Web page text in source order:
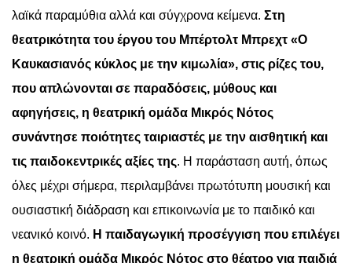
λαϊκά παραμύθια αλλά και σύγχρονα κείμενα. Στη
θεατρικότητα του έργου του Μπέρτολτ Μπρεχτ «Ο
Καυκασιανός κύκλος με την κιμωλία», στις ρίζες του,
που απλώνονται σε παραδόσεις, μύθους και
αφηγήσεις, η θεατρική ομάδα Μικρός Νότος
συνάντησε ποιότητες ταιριαστές με την αισθητική και
τις παιδοκεντρικές αξίες της. Η παράσταση αυτή, όπως
όλες μέχρι σήμερα, περιλαμβάνει πρωτότυπη μουσική και
ουσιαστική διάδραση και επικοινωνία με το παιδικό και
νεανικό κοινό. Η παιδαγωγική προσέγγιση που επιλέγει
η θεατρική ομάδα Μικρός Νότος στο θέατρο για παιδιά